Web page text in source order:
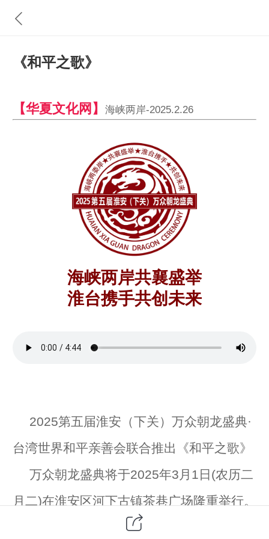
《和平之歌》
【华夏文化网】 海峡两岸-2025.2.26
海峡两岸共襄盛举
淮台携手共创未来
2025第五届淮安（下关）万众朝龙盛典·
台湾世界和平亲善会联合推出《和平之歌》
万众朝龙盛典将于2025年3月1日(农历二
月二)在淮安区河下古镇茶巷广场隆重举行。